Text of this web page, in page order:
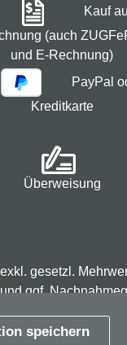
speichern
Kauf
(auch
und E-Rechnung)
PayPal
Kreditkarte
Überweisung
gesetzl.
ggf.